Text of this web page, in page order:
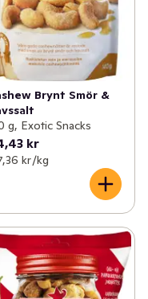
Brynt Smör &
g, Exotic Snacks
kr
kr /kg